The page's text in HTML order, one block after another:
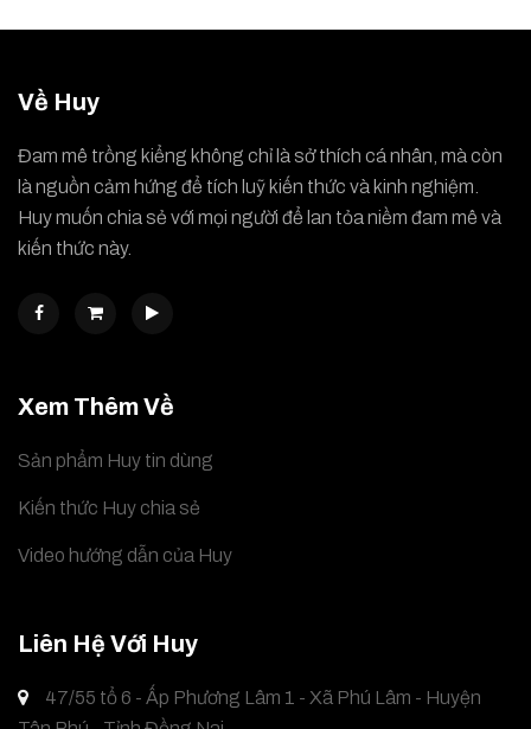
Về Huy
Đam mê trồng kiểng không chỉ là sở thích cá nhân, mà còn
là nguồn cảm hứng để tích luỹ kiến thức và kinh nghiệm.
Huy muốn chia sẻ với mọi người để lan tỏa niềm đam mê và
kiến thức này.
Xem Thêm Về
Sản phẩm Huy tin dùng
Kiến thức Huy chia sẻ
Video hướng dẫn của Huy
Liên Hệ Với Huy
47/55 tổ 6 - Ấp Phương Lâm 1 - Xã Phú Lâm - Huyện